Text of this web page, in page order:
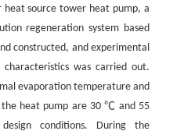
source tower heat pump, a
regeneration system based
constructed, and experimental
was carried out.
evaporation temperature and
the heat pump are 30 ℃ and 55
conditions. During the